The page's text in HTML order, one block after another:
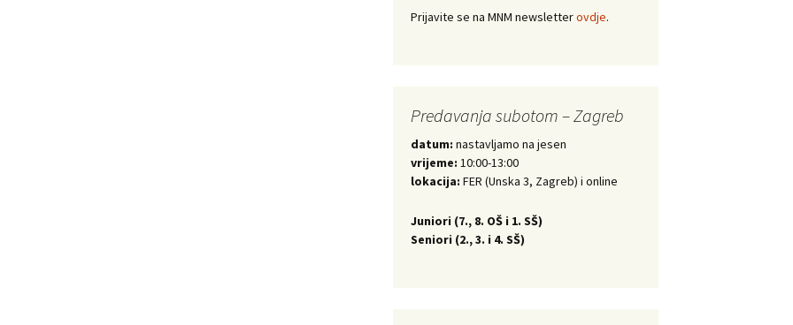
Prijavite se na MNM newsletterovdje.
Predavanja subotom – Zagreb
datum: nastavljamo na jesen
vrijeme: 10:00-13:00
lokacija: FER (Unska 3, Zagreb) i online
Juniori (7., 8. OŠ i 1. SŠ)
Seniori (2., 3. i 4. SŠ)